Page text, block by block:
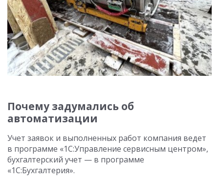
Почему задумались об
автоматизации
Учет заявок и выполненных работ компания ведет
в программе «1С:Управление сервисным центром»,
бухгалтерский учет — в программе
«1С:Бухгалтерия».